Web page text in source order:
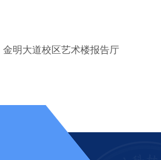
金明大道校区艺术楼报告厅